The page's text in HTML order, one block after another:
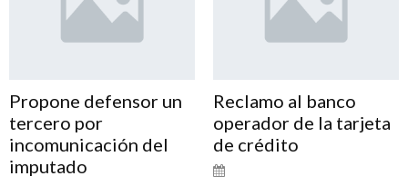
Propone defensor un
tercero por
incomunicación del
imputado
Reclamo al banco
operador de la tarjeta
de crédito